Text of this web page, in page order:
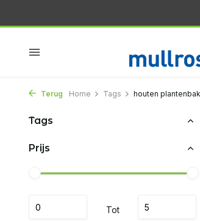
Gratis
Terug Home Tags houten plantenbak
Tags
Prijs
Tot